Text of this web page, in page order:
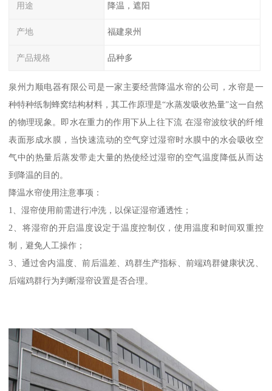
用途 降温，遮阳
产地 福建泉州
产品规格 品种多
泉州力顺电器有限公司是一家主要经营降温水帘的公司，水帘是一
种特种纸制蜂窝结构材料，其工作原理是“水蒸发吸收热量”这一自然
的物理现象。即水在重力的作用下从上往下流 在湿帘波纹状的纤维
表面形成水膜，当快速流动的空气穿过湿帘时水膜中的水会吸收空
气中的热量后蒸发带走大量的热使经过湿帘的空气温度降低从而达
到降温的目的。
降温水帘使用注意事项：
1、湿帘使用前需进行冲洗，以保证湿帘通透性；
2、将湿帘的开启温度设定于温度控制仪，使用温度和时间双重控
制，避免人工操作；
3、通过舍内温度、前后温差、鸡群生产指标、前端鸡群健康状况、
后端鸡群行为判断湿帘设置是否合理。